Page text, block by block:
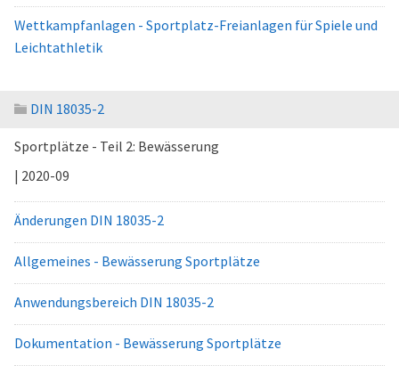
Wettkampfanlagen - Sportplatz-Freianlagen für Spiele und
Leichtathletik
DIN 18035-2
Sportplätze - Teil 2: Bewässerung
| 2020-09
Änderungen DIN 18035-2
Allgemeines - Bewässerung Sportplätze
Anwendungsbereich DIN 18035-2
Dokumentation - Bewässerung Sportplätze